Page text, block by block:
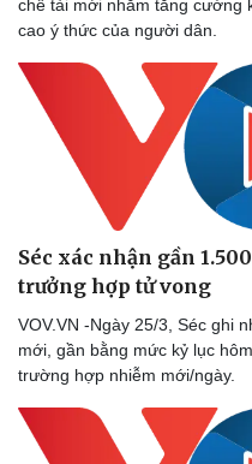
Thể thao
Bóng đá
Thế giới thể thao
eSports
Hậu trường
chế tài mới nhằm tăng cường
cao ý thức của người dân.
Séc xác nhận gần
trưởng hợp tử vong
VOV.VN -Ngày 25/3, Séc ghi
mới, gần bằng mức kỷ lục
trường hợp nhiễm mới/ngày.